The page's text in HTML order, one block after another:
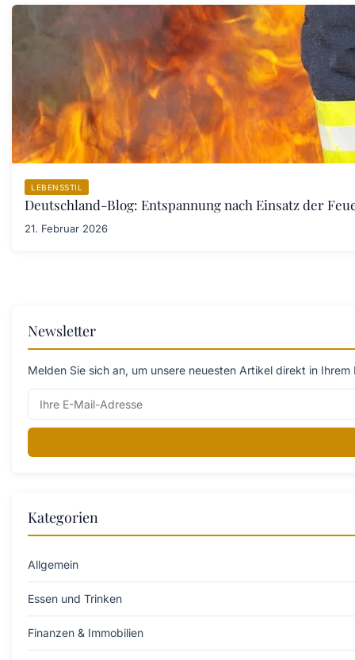
LEBENSSTIL
Deutschland-Blog: Entspannung nach Einsatz der
21. Februar 2026
Newsletter
Melden Sie sich an, um unsere neuesten Artikel direkt in
Kategorien
Allgemein
Essen und Trinken
Finanzen & Immobilien